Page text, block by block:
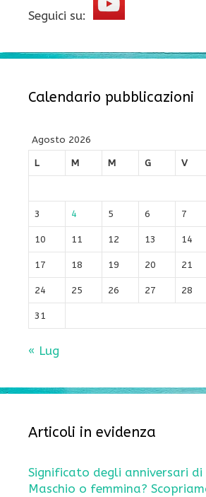
Seguici su:
Calendario pubblicazioni
Agosto 2026
L
M M G V
3 4 5 6 7
10 11 12 13 14
17 18 19 20 21
24 25 26 27 28
31
« Lug
Articoli in evidenza
Significato degli anniversari
Maschio o femmina?